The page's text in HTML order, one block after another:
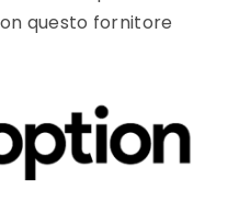
questo fornitore